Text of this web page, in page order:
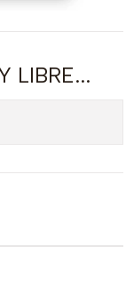
LIBRE...